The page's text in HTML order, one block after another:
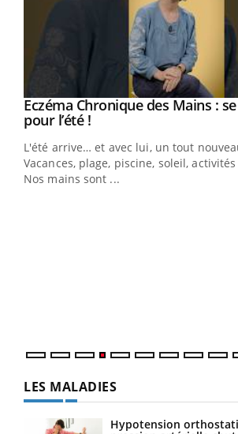
Youtube
Eczéma Chronique des Mains :
pour l’été !Youtube
L'été arrive… et avec lui, un tout
Vacances, plage, piscine, soleil,
Nos mains sont ...
LES MALADIES
Hypotension